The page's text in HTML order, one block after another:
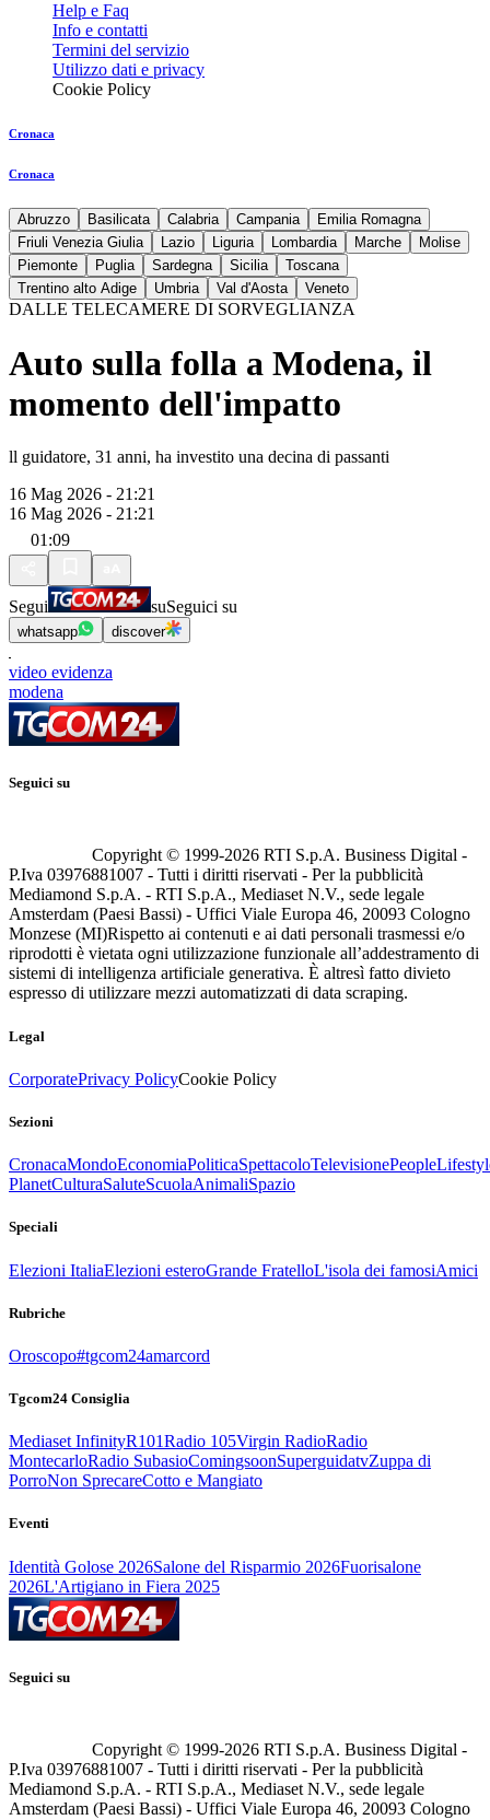
Help e Faq
Info e contatti
Termini del servizio
Utilizzo dati e privacy
Cookie Policy
Cronaca
Cronaca
Abruzzo Basilicata Calabria Campania
Emilia Romagna
Friuli Venezia Giulia
Lazio Liguria Lombardia Marche
Molise
Piemonte
Puglia Sardegna Sicilia
Toscana
Trentino alto Adige
Umbria Val d'Aosta Veneto
DALLE TELECAMERE DI SORVEGLIANZA
Auto sulla folla a Modena, il
momento dell'impatto
ll guidatore, 31 anni, ha investito una decina di passanti
16 Mag 2026 - 21:21
16 Mag 2026 - 21:21
01:09
Segui suSeguici su
whatsapp discover
video evidenza
modena
Seguici su
Copyright © 1999-2026 RTI S.p.A. Business Digital -
P.Iva 03976881007 - Tutti i diritti riservati - Per la pubblicità
Mediamond S.p.A. - RTI S.p.A., Mediaset N.V., sede legale
Amsterdam (Paesi Bassi) - Uffici Viale Europa 46, 20093 Cologno
Monzese (MI)Rispetto ai contenuti e ai dati personali trasmessi e/o
riprodotti è vietata ogni utilizzazione funzionale all’addestramento di
sistemi di intelligenza artificiale generativa. È altresì fatto divieto
espresso di utilizzare mezzi automatizzati di data scraping.
Legal
CorporatePrivacy PolicyCookie Policy
Sezioni
CronacaMondoEconomiaPoliticaSpettacoloTelevisionePeople
PlanetCulturaSaluteScuolaAnimaliSpazio
Speciali
Elezioni ItaliaElezioni esteroGrande FratelloL'isola dei famosiAmici
Rubriche
Oroscopo#tgcom24amarcord
Tgcom24 Consiglia
Mediaset InfinityR101Radio 105Virgin RadioRadio
MontecarloRadio SubasioComingsoonSuperguidatvZuppa di
PorroNon SprecareCotto e Mangiato
Eventi
Identità Golose 2026Salone del Risparmio 2026Fuorisalone
2026L'Artigiano in Fiera 2025
Seguici su
Copyright © 1999-2026 RTI S.p.A. Business Digital -
P.Iva 03976881007 - Tutti i diritti riservati - Per la pubblicità
Mediamond S.p.A. - RTI S.p.A., Mediaset N.V., sede legale
Amsterdam (Paesi Bassi) - Uffici Viale Europa 46, 20093 Cologno